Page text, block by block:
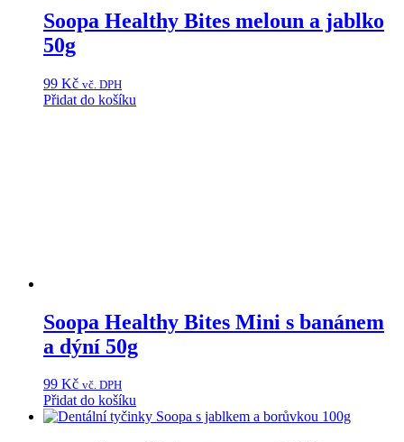
Soopa Healthy Bites meloun a jablko
50g
99 Kč vč. DPH
Přidat do košíku
Soopa Healthy Bites Mini s banánem
a dýní 50g
99 Kč vč. DPH
Přidat do košíku